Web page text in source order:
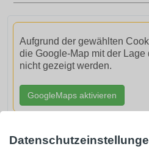
Aufgrund der gewählten
die Google-Map mit der Lage
nicht gezeigt werden.
GoogleMaps aktivieren